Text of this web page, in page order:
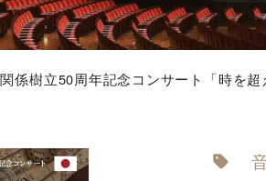
係樹立50周年記念コンサート「時を